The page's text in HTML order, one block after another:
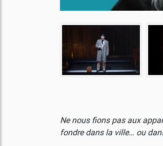
Ne nous fions pas aux
fondre dans la ville… ou